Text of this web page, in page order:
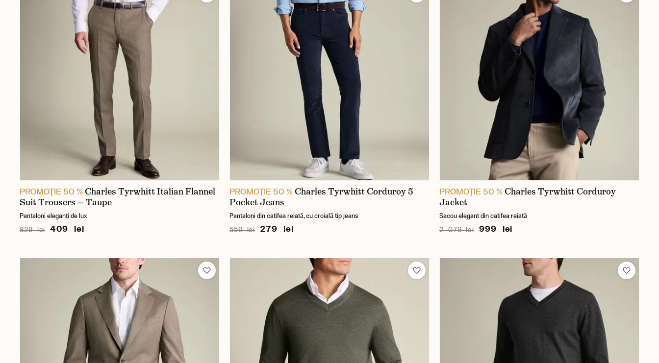
PROMOŢIE 50 %Charles Tyrwhitt Italian Flannel
Suit Trousers — Taupe
Pantaloni eleganți de lux
829 lei 409 lei
PROMOŢIE 50 %Charles Tyrwhitt Corduroy 5
Pocket Jeans
Pantaloni din catifea reiată, cu croială tip jeans
559 lei 279 lei
PROMOŢIE 50 %Charles Tyrwhitt Corduroy
Jacket
Sacou elegant din catifea reiată
2 079 lei 999 lei